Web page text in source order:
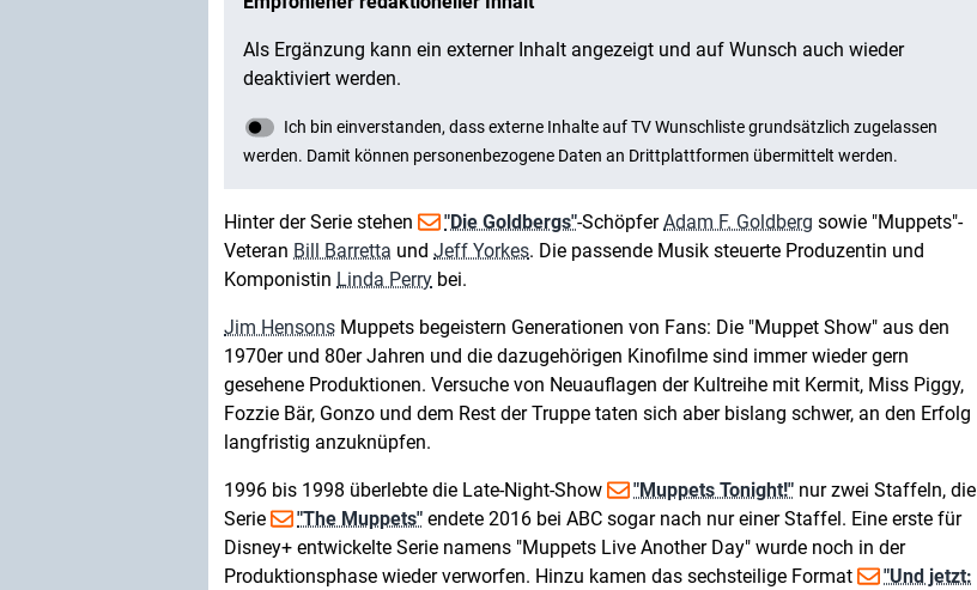
Hinter der Serie stehen "Die Goldbergs"-SchöpferAdam F. Goldberg sowie "Muppets"-
Veteran Bill Barretta und Jeff Yorkes. Die passende Musik steuerte Produzentin und
Komponistin Linda Perry bei.
Jim Hensons Muppets begeistern Generationen von Fans: Die "Muppet Show" aus den
1970er und 80er Jahren und die dazugehörigen Kinofilme sind immer wieder gern
gesehene Produktionen. Versuche von Neuauflagen der Kultreihe mit Kermit, Miss Piggy,
Fozzie Bär, Gonzo und dem Rest der Truppe taten sich aber bislang schwer, an den Erfolg
langfristig anzuknüpfen.
1996 bis 1998 überlebte die Late-Night-Show "Muppets Tonight!" nur zwei Staffeln, die
Serie
"The Muppets" endete 2016 bei ABC sogar nach nur einer Staffel. Eine erste für
Disney+ entwickelte Serie namens "Muppets Live Another Day" wurde noch in der
Produktionsphase wieder verworfen. Hinzu kamen das sechsteilige Format
"Und jetzt: